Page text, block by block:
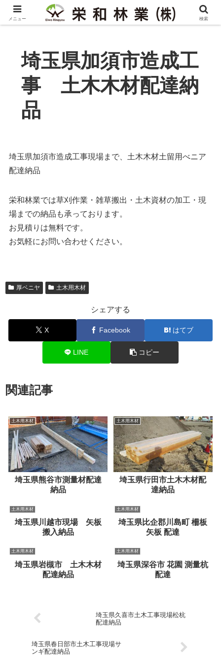
埼玉県加須市造成工
事 土木木材配達納
品
埼玉県加須市造成工事現場まで、土木木材土留用べニア
配達納品
栄和林業では草刈作業・雑草搬出・土木資材の加工・現
場までの納品も承っております。
お見積りは無料です。
お気軽にお問い合わせください。
厚ベニヤ 土木用木材
シェアする
X Facebook はてブ
LINE コピー
関連記事
土木用木材
埼玉県熊谷市測量材配達
納品
土木用木材
埼玉県行田市土木木材配
達納品
土木用木材
埼玉県川越市現場 矢板
搬入納品
土木用木材
埼玉県比企郡川島町 柵板
矢板 配達
土木用木材
埼玉県岩槻市 土木木材
配達納品
土木用木材
埼玉県深谷市 花園 測量杭
配達
埼玉県久喜市土木工事現場松杭
配達納品
埼玉県春日部市土木工事現場サ
ンギ配達納品
メニュー 検索